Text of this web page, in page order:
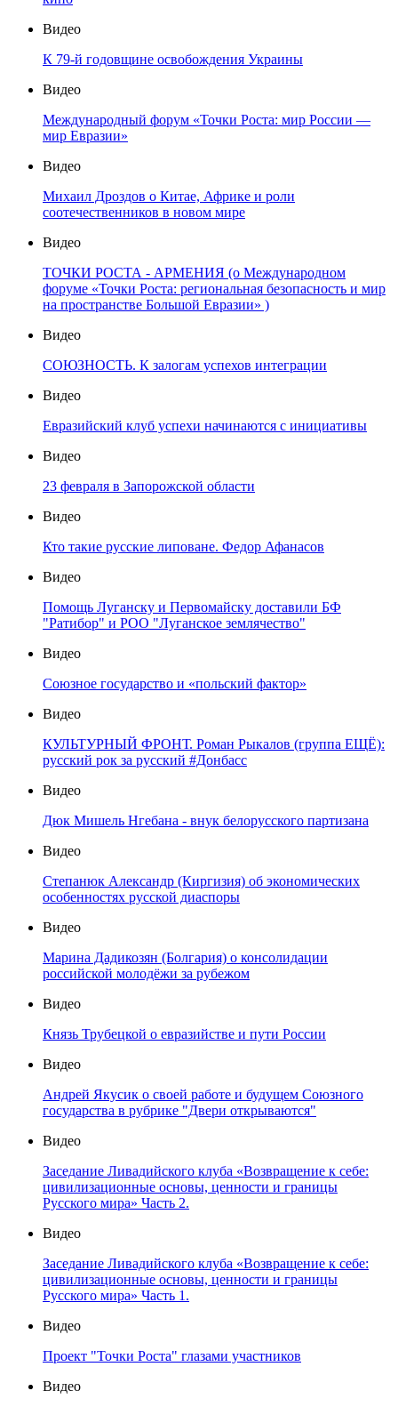
Видео
К 79-й годовщине освобождения Украины
Видео
Международный форум «Точки Роста: мир России —
мир Евразии»
Видео
Михаил Дроздов о Китае, Африке и роли
соотечественников в новом мире
Видео
ТОЧКИ РОСТА - АРМЕНИЯ (о Международном
форуме «Точки Роста: региональная безопасность и мир
на пространстве Большой Евразии» )
Видео
СОЮЗНОСТЬ. К залогам успехов интеграции
Видео
Евразийский клуб успехи начинаются с инициативы
Видео
23 февраля в Запорожской области
Видео
Кто такие русские липоване. Федор Афанасов
Видео
Помощь Луганску и Первомайску доставили БФ
"Ратибор" и РОО "Луганское землячество"
Видео
Союзное государство и «польский фактор»
Видео
КУЛЬТУРНЫЙ ФРОНТ. Роман Рыкалов (группа ЕЩЁ):
русский рок за русский #Донбасс
Видео
Дюк Мишель Нгебана - внук белорусского партизана
Видео
Степанюк Александр (Киргизия) об экономических
особенностях русской диаспоры
Видео
Марина Дадикозян (Болгария) о консолидации
российской молодёжи за рубежом
Видео
Князь Трубецкой о евразийстве и пути России
Видео
Андрей Якусик о своей работе и будущем Союзного
государства в рубрике "Двери открываются"
Видео
Заседание Ливадийского клуба «Возвращение к себе:
цивилизационные основы, ценности и границы
Русского мира» Часть 2.
Видео
Заседание Ливадийского клуба «Возвращение к себе:
цивилизационные основы, ценности и границы
Русского мира» Часть 1.
Видео
Проект "Точки Роста" глазами участников
Видео